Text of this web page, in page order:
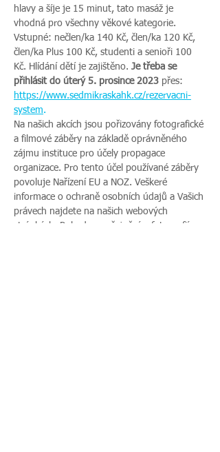
hlavy a šíje je 15 minut, tato masáž je
vhodná pro všechny věkové kategorie.
Vstupné: nečlen/ka 140 Kč, člen/ka 120 Kč,
člen/ka Plus 100 Kč, studenti a senioři 100
Kč. Hlídání dětí je zajištěno. Je třeba se
přihlásit do úterý 5. prosince 2023 přes:
https://www.sedmikraskahk.cz/rezervacni-
system.
Na našich akcích jsou pořizovány fotografické
a filmové záběry na základě oprávněného
zájmu instituce pro účely propagace
organizace. Pro tento účel používané záběry
povoluje Nařízení EU a NOZ. Veškeré
informace o ochraně osobních údajů a Vašich
právech najdete na našich webových
stránkách. Pokud s uveřejněním fotografií